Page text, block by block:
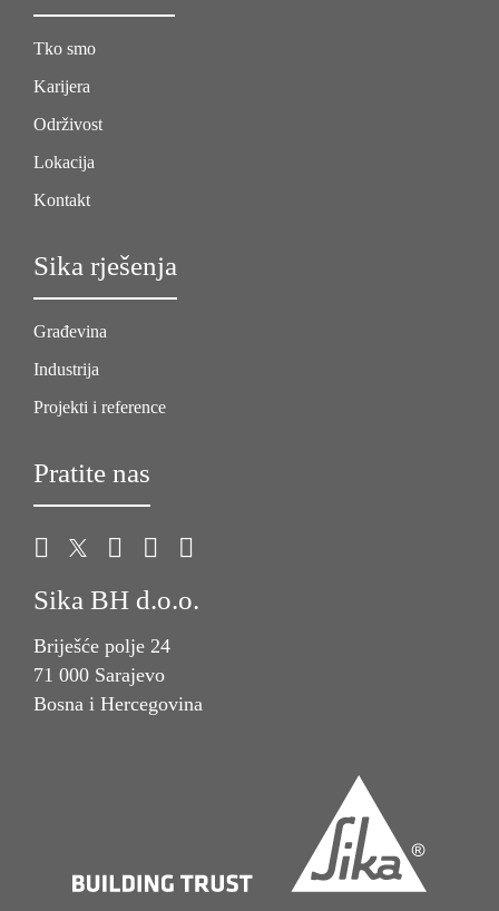
Tko smo
Karijera
Održivost
Lokacija
Kontakt
Sika rješenja
Građevina
Industrija
Projekti i reference
Pratite nas
Sika BH d.o.o.
Briješće polje 24
71 000 Sarajevo
Bosna i Hercegovina